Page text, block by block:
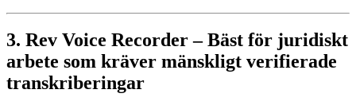
3. Rev Voice Recorder – Bäst för juridiskt
arbete som kräver mänskligt verifierade
transkriberingar